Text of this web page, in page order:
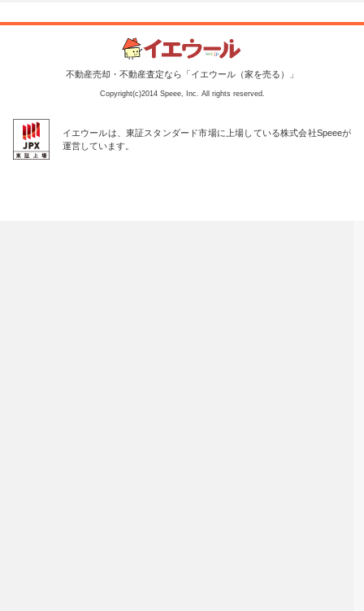
不動産売却・不動産査定なら「イエウール（家を売る）」
Copyright(c)2014 Speee, Inc. All rights reserved.
イエウールは、東証スタンダード市場に上場している株式会社Speeeが
運営しています。